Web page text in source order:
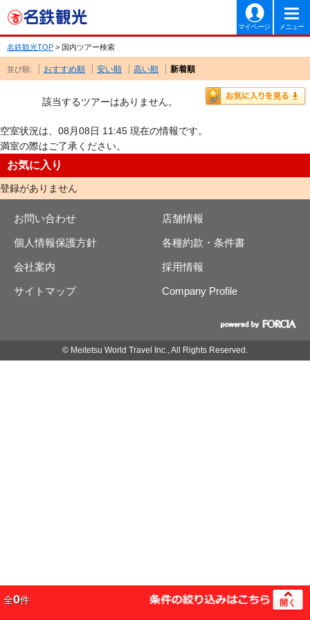
マイページ メニュー
名鉄観光TOP > 国内ツアー検索
並び順: おすすめ順 安い順 高い順 新着順
該当するツアーはありません。
空室状況は、08月08日 11:45 現在の情報です。
満室の際はご了承ください。
お気に入り
登録がありません
お問い合わせ 店舗情報
個人情報保護方針 各種約款・条件書
会社案内 採用情報
サイトマップ Company Profile
© Meitetsu World Travel Inc., All Rights Reserved.
全0件 開く